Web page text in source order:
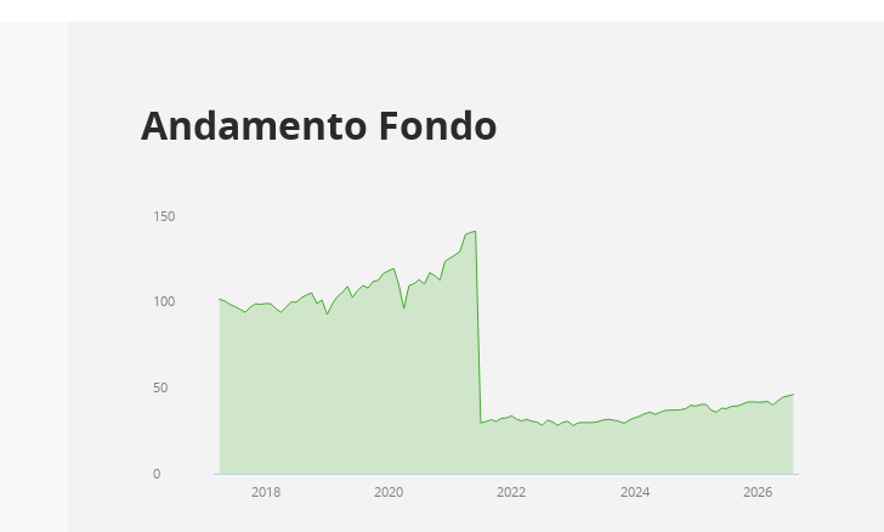
Andamento Fondo
2018 2020 2022 2024 2026
0
50
100
150